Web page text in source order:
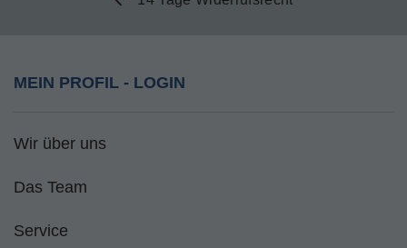
MEIN PROFIL - LOGIN
Wir über uns
Das Team
Service